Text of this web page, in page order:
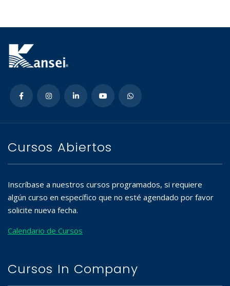
Cursos Abiertos
Inscríbase a nuestros cursos programados, si requiere
algún curso en específico que no esté agendado por favor
solicite nueva fecha.
Calendario de Cursos
Cursos In Company